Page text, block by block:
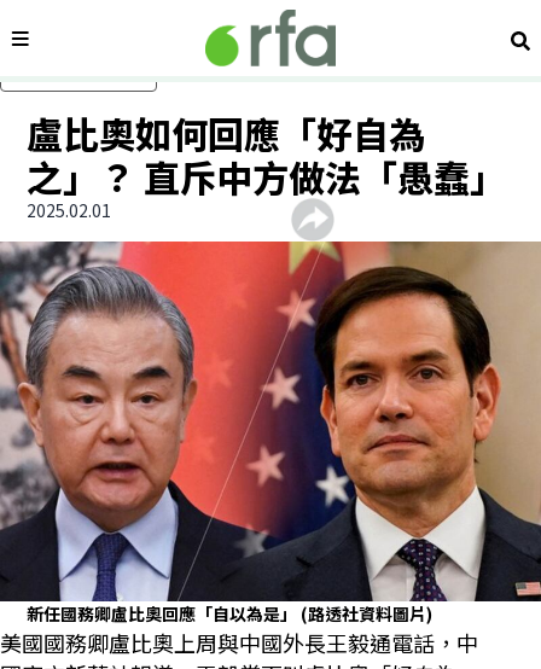
內容分類 搜
盧比奧如何回應「好自為
之」？ 直斥中方做法「愚蠢」
2025.02.01
新任國務卿盧比奧回應「自以為是」 (路透社資料圖片)
美國國務卿盧比奧上周與中國外長王毅通電話，中